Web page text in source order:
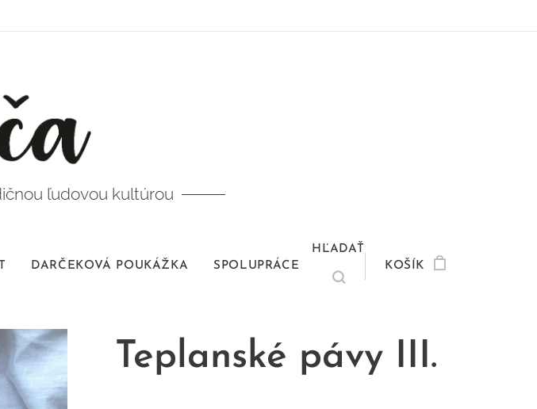
ľudovou kultúrou
DARČEKOVÁ POUKÁŽKA SPOLUPRÁCE
HĽADAŤ
KOŠÍK
Teplanské pávy III.